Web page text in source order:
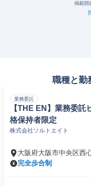
掲載開
職種と勤
業務委託
【THE EN】業務委
格保持者限定
株式会社ソルトエイト
大阪府大阪市中央区西
完全歩合制